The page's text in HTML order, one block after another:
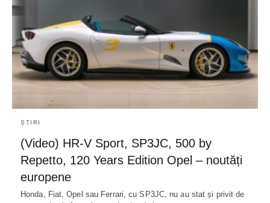
ȘTIRI
(Video) HR-V Sport, SP3JC, 500 by
Repetto, 120 Years Edition Opel – noutăți
europene
Honda, Fiat, Opel sau Ferrari, cu SP3JC, nu au stat și privit de